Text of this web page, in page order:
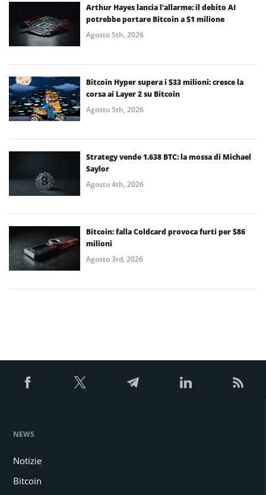
Arthur Hayes lancia l’allarme: il debito AI
potrebbe portare Bitcoin a $1 milione
Agosto 5th, 2026
Bitcoin Hyper supera i $33 milioni: cresce la
corsa ai Layer 2 su Bitcoin
Agosto 5th, 2026
Strategy vende 1.638 BTC: la mossa di Michael
Saylor
Agosto 4th, 2026
Bitcoin: falla Coldcard provoca furti per $86
milioni
Agosto 3rd, 2026
NEWS
Notizie
Bitcoin